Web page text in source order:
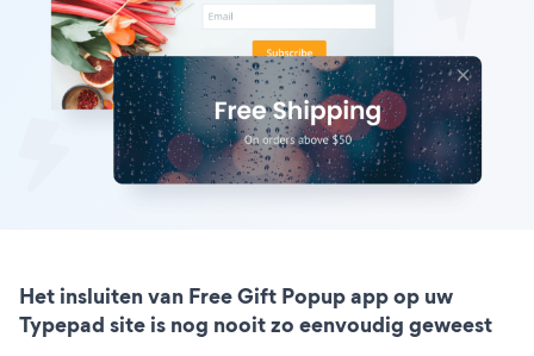
Het insluiten van Free Gift Popup app op uw
Typepad site is nog nooit zo eenvoudig geweest